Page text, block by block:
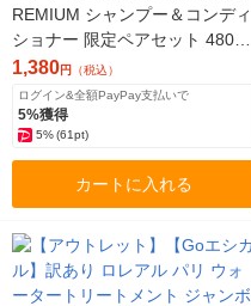
REMIUM シャンプー＆コンディ
ショナー 限定ペアセット 480ml
+480g オイルマスク1包付
1,380円 （税込）
ログイン&全額PayPay支払いで
5%獲得
5%(61pt)
カートに入れる